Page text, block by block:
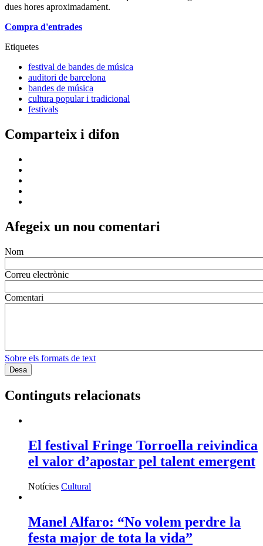
dues hores aproximadament.
Compra d'entrades
Etiquetes
festival de bandes de música
auditori de barcelona
bandes de música
cultura popular i tradicional
festivals
Comparteix i difon
Afegeix un nou comentari
Nom
Correu electrònic
Comentari
Sobre els formats de text
Continguts relacionats
El festival Fringe Torroella reivindica
el valor d’apostar pel talent emergent
Notícies Cultural
Manel Alfaro: “No volem perdre la
festa major de tota la vida”